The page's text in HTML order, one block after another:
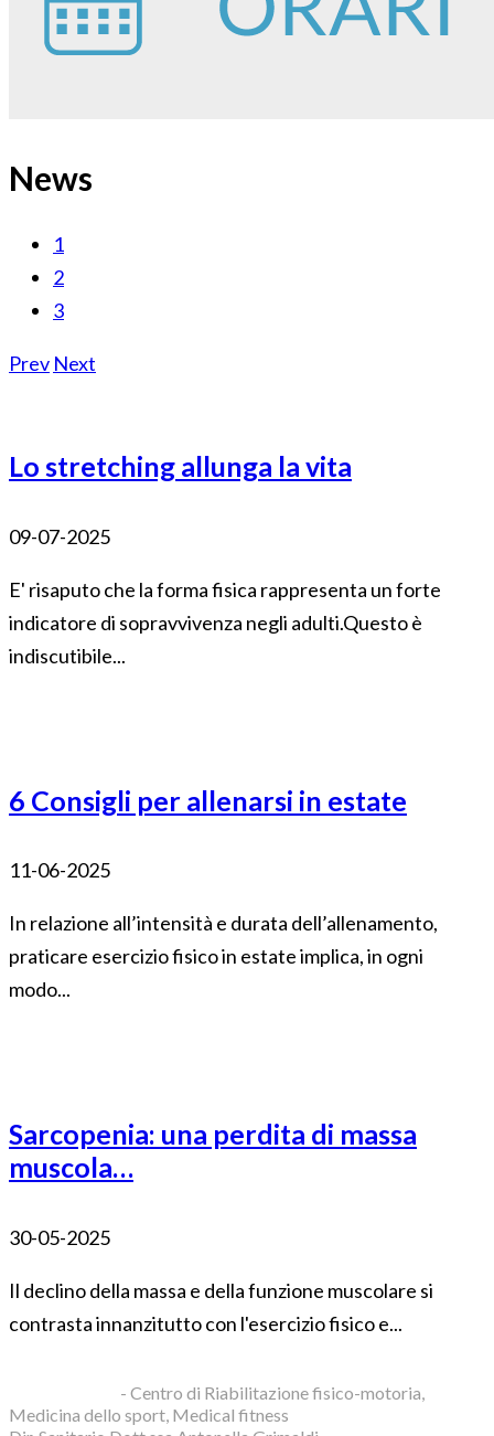
News
1
2
3
Prev Next
Lo stretching allunga la vita
09-07-2025
E' risaputo che la forma fisica rappresenta un forte
indicatore di sopravvivenza negli adulti.Questo è
indiscutibile...
6 Consigli per allenarsi in estate
11-06-2025
In relazione all’intensità e durata dell’allenamento,
praticare esercizio fisico in estate implica, in ogni
modo...
Sarcopenia: una perdita di massa
muscola…
30-05-2025
Il declino della massa e della funzione muscolare si
contrasta innanzitutto con l'esercizio fisico e...
- Centro di Riabilitazione fisico-motoria,
Medicina dello sport, Medical fitness